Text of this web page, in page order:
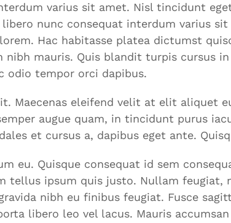
varius sit amet. Nisl tincidunt
nunc consequat interdum varius
Hac habitasse platea dictumst
mauris. Quis blandit turpis cursus
odio tempor orci dapibus.
Maecenas eleifend velit at elit aliquet
augue quam, in tincidunt purus
et cursus a, dapibus eget ante.
eu. Quisque consequat id sem
ipsum quis justo. Nullam
nibh eu finibus feugiat. Fusce
libero leo vel lacus. Mauris